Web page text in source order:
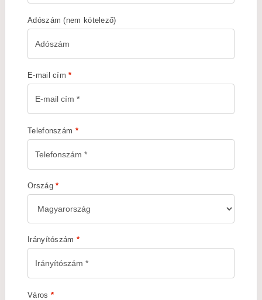
Adószám(nem kötelező)
E-mail cím*
Telefonszám *
Ország*
Irányítószám *
Város *